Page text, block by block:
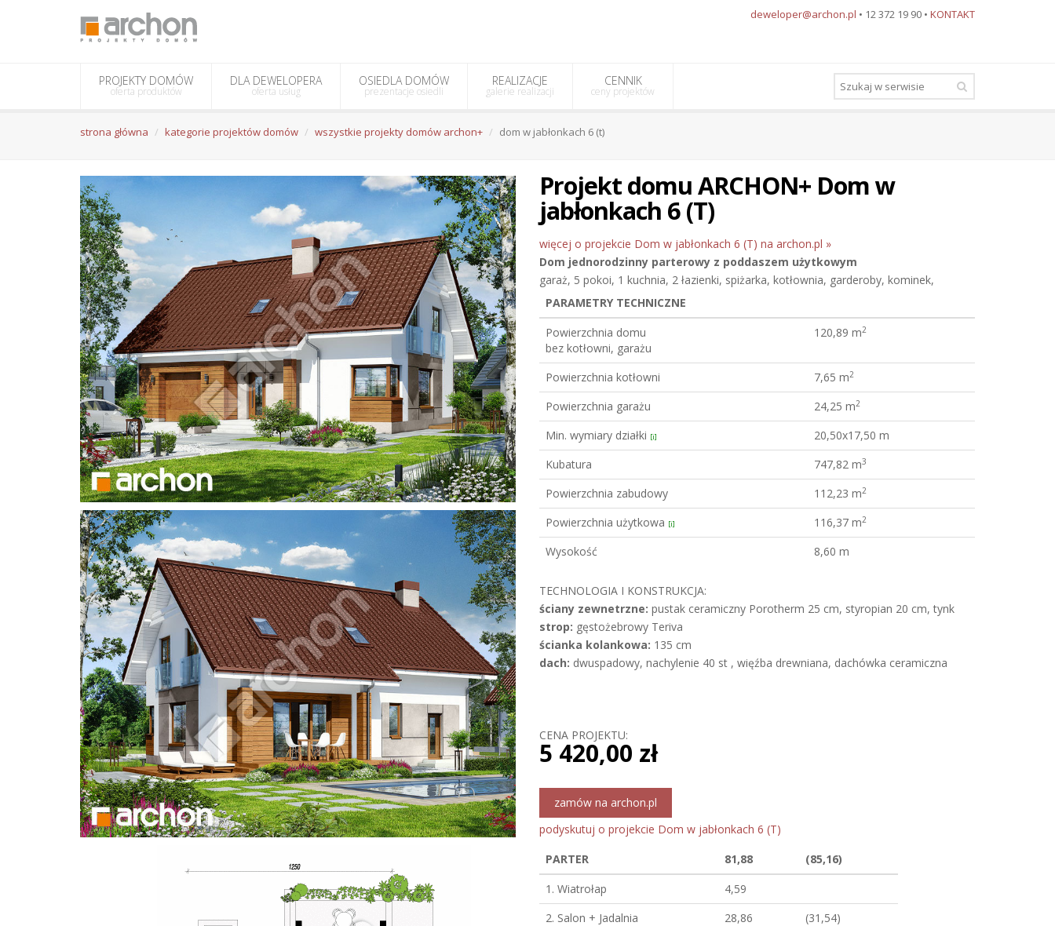
deweloper@archon.pl • 12 372 19 90 • KONTAKT
PROJEKTY DOMÓW
oferta produktów
DLA DEWELOPERA
oferta usług
OSIEDLA DOMÓW
prezentacje osiedli
REALIZACJE
galerie realizacji
CENNIK
ceny projektów
strona główna kategorie projektów domów wszystkie projekty domów archon+ dom w jabłonkach 6 (t)
Projekt domu ARCHON+ Dom w
jabłonkach 6 (T)
więcej o projekcie Dom w jabłonkach 6 (T) na archon.pl »
Dom jednorodzinny parterowy z poddaszem użytkowym
garaż, 5 pokoi, 1 kuchnia, 2 łazienki, spiżarka, kotłownia, garderoby, kominek,
PARAMETRY TECHNICZNE
Powierzchnia domu
bez kotłowni, garażu
120,89 m2
Powierzchnia kotłowni 7,65 m2
Powierzchnia garażu 24,25 m2
Min. wymiary działki [i]
20,50x17,50 m
Kubatura
747,82 m3
Powierzchnia zabudowy 112,23 m2
Powierzchnia użytkowa [i] 116,37 m2
Wysokość 8,60 m
TECHNOLOGIA I KONSTRUKCJA:
ściany zewnetrzne: pustak ceramiczny Porotherm 25 cm, styropian 20 cm, tynk
strop: gęstożebrowy Teriva
ścianka kolankowa: 135 cm
dach: dwuspadowy, nachylenie 40 st , więźba drewniana, dachówka ceramiczna
CENA PROJEKTU:
5 420,00 zł
zamów na archon.pl
podyskutuj o projekcie Dom w jabłonkach 6 (T)
PARTER
81,88
(85,16)
1. Wiatrołap
4,59
2. Salon + Jadalnia
28,86
(31,54)